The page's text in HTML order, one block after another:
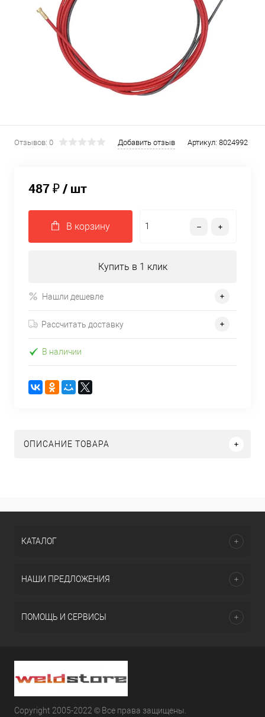
Отзывов: 0 Добавить отзыв Артикул: 8024992
487 ₽/ шт
В корзину
Купить в 1 клик
Нашли дешевле
Рассчитать доставку
В наличии
ОПИСАНИЕ ТОВАРА
КАТАЛОГ
НАШИ ПРЕДЛОЖЕНИЯ
ПОМОЩЬ И СЕРВИСЫ
Copyright 2005-2022 © Все права защищены.